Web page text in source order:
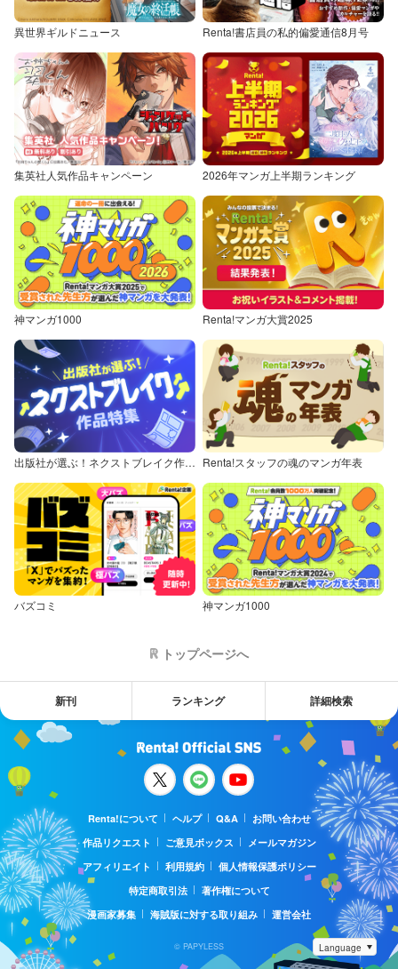
異世界ギルドニュース Renta!書店員の私的偏愛通信8月号
集英社人気作品キャンペーン 2026年マンガ上半期ランキング
神マンガ1000 Renta!マンガ大賞2025
出版社が選ぶ！ネクストブレイク作品特集 Renta!スタッフの魂のマンガ年表
バズコミ 神マンガ1000
トップページへ
新刊 ランキング 詳細検索
Renta!について ヘルプ Q&A
お問い合わせ
作品リクエスト
ご意見ボックス
メールマガジン
アフィリエイト
利用規約
個人情報保護ポリシー
特定商取引法
著作権について
漫画家募集
海賊版に対する取り組み 運営会社
© PAPYLESS